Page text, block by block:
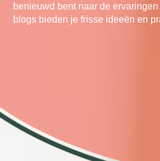
benieuwd bent naar de
blogs bieden je frisse ideeën en